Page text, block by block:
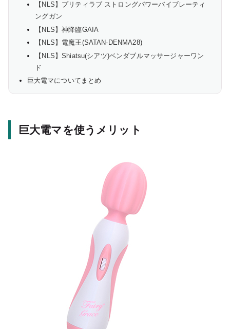
【NLS】プリティラブ ストロングパワーバイブレーティ
ングガン
【NLS】神降臨GAIA
【NLS】電魔王(SATAN-DENMA28)
【NLS】Shiatsu(シアツ)ベンダブルマッサージャーワン
ド
巨大電マについてまとめ
巨大電マを使うメリット